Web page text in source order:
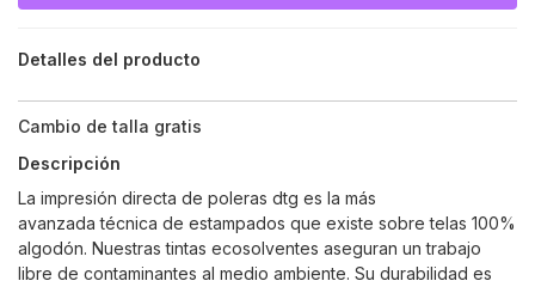
Detalles del producto
Cambio de talla gratis
Descripción
La impresión directa de poleras dtg es la más
avanzada técnica de estampados que existe sobre telas 100%
algodón. Nuestras tintas ecosolventes aseguran un trabajo
libre de contaminantes al medio ambiente. Su durabilidad es